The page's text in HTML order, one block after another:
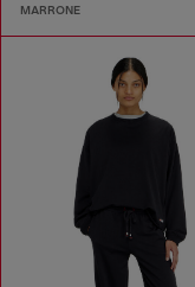
MARRONE